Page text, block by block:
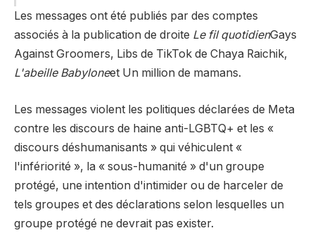
Les messages ont été publiés par des comptes
associés à la publication de droite Le fil quotidienGays
Against Groomers, Libs de TikTok de Chaya Raichik,
L'abeille Babyloneet Un million de mamans.
Les messages violent les politiques déclarées de Meta
contre les discours de haine anti-LGBTQ+ et les «
discours déshumanisants » qui véhiculent «
l'infériorité », la « sous-humanité » d'un groupe
protégé, une intention d'intimider ou de harceler de
tels groupes et des déclarations selon lesquelles un
groupe protégé ne devrait pas exister.